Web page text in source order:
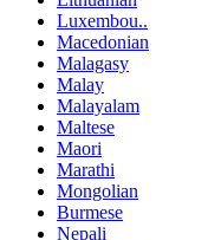
Luxembou..
Macedonian
Malagasy
Malay
Malayalam
Maltese
Maori
Marathi
Mongolian
Burmese
Nepali